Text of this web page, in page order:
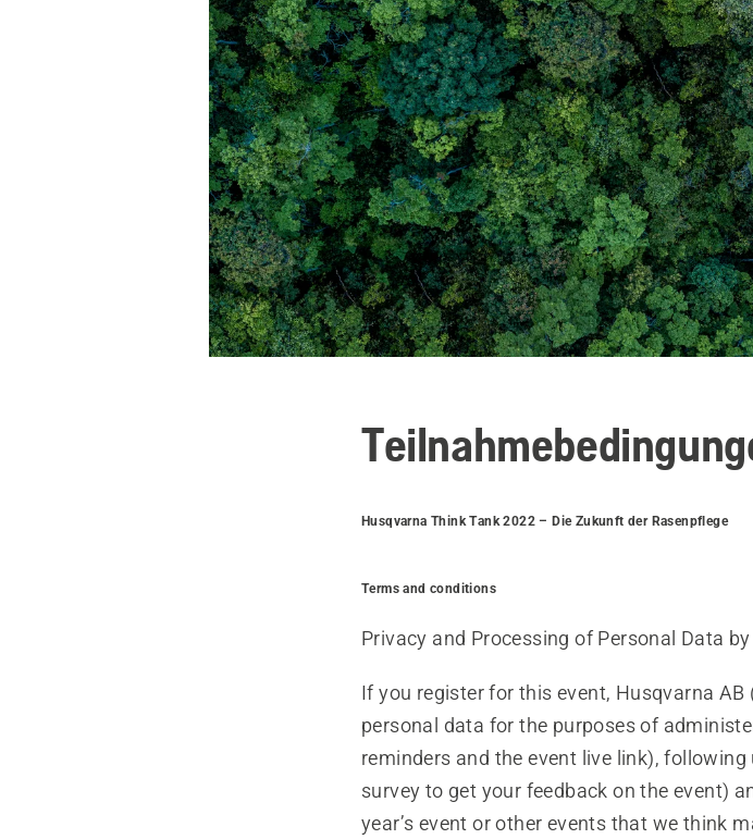
Husqvarna Think Tank 2022 – Die Zukunft der Rasenpflege
Terms and conditions
Privacy and Processing of Personal Data
If you register for this event, Husqvarna AB
personal data for the purposes of
reminders and the event live link),
survey to get your feedback on the event)
year’s event or other events that we think